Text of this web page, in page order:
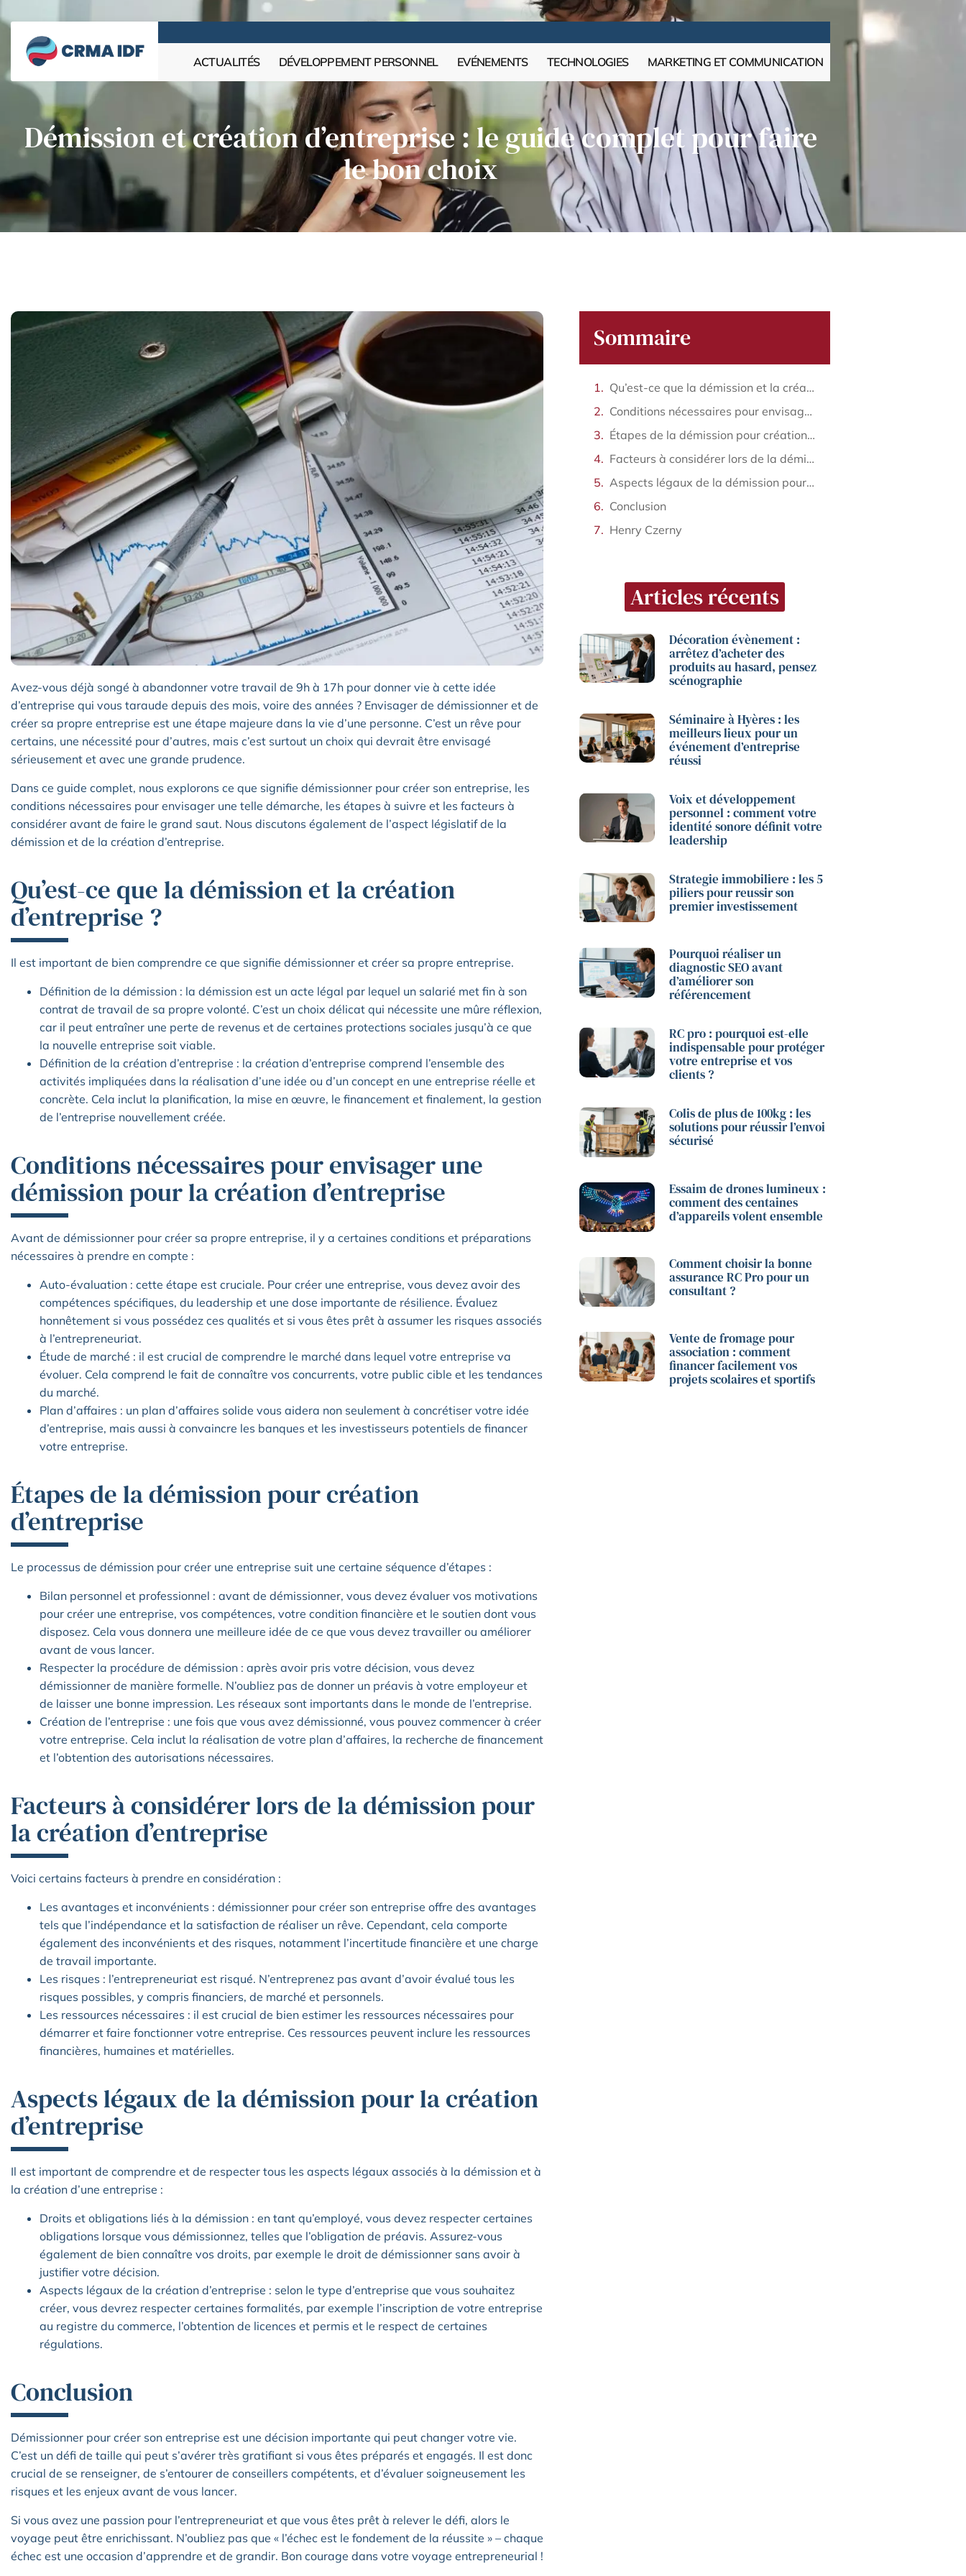
ACTUALITÉS DÉVELOPPEMENT PERSONNEL EVÉNEMENTS TECHNOLOGIES MARKETING ET COMMUNICATION
Démission et création d’entreprise : le guide complet pour faire
le bon choix
Avez-vous déjà songé à abandonner votre travail de 9h à 17h pour donner vie à cette idée
d’entreprise qui vous taraude depuis des mois, voire des années ? Envisager de démissionner et de
créer sa propre entreprise est une étape majeure dans la vie d’une personne. C’est un rêve pour
certains, une nécessité pour d’autres, mais c’est surtout un choix qui devrait être envisagé
sérieusement et avec une grande prudence.
Dans ce guide complet, nous explorons ce que signifie démissionner pour créer son entreprise, les
conditions nécessaires pour envisager une telle démarche, les étapes à suivre et les facteurs à
considérer avant de faire le grand saut. Nous discutons également de l’aspect législatif de la
démission et de la création d’entreprise.
Qu’est-ce que la démission et la création
d’entreprise ?
Il est important de bien comprendre ce que signifie démissionner et créer sa propre entreprise.
Définition de la démission : la démission est un acte légal par lequel un salarié met fin à son
contrat de travail de sa propre volonté. C’est un choix délicat qui nécessite une mûre réflexion,
car il peut entraîner une perte de revenus et de certaines protections sociales jusqu’à ce que
la nouvelle entreprise soit viable.
Définition de la création d’entreprise : la création d’entreprise comprend l’ensemble des
activités impliquées dans la réalisation d’une idée ou d’un concept en une entreprise réelle et
concrète. Cela inclut la planification, la mise en œuvre, le financement et finalement, la gestion
de l’entreprise nouvellement créée.
Conditions nécessaires pour envisager une
démission pour la création d’entreprise
Avant de démissionner pour créer sa propre entreprise, il y a certaines conditions et préparations
nécessaires à prendre en compte :
Auto-évaluation : cette étape est cruciale. Pour créer une entreprise, vous devez avoir des
compétences spécifiques, du leadership et une dose importante de résilience. Évaluez
honnêtement si vous possédez ces qualités et si vous êtes prêt à assumer les risques associés
à l’entrepreneuriat.
Étude de marché : il est crucial de comprendre le marché dans lequel votre entreprise va
évoluer. Cela comprend le fait de connaître vos concurrents, votre public cible et les tendances
du marché.
Plan d’affaires : un plan d’affaires solide vous aidera non seulement à concrétiser votre idée
d’entreprise, mais aussi à convaincre les banques et les investisseurs potentiels de financer
votre entreprise.
Étapes de la démission pour création
d’entreprise
Le processus de démission pour créer une entreprise suit une certaine séquence d’étapes :
Bilan personnel et professionnel : avant de démissionner, vous devez évaluer vos motivations
pour créer une entreprise, vos compétences, votre condition financière et le soutien dont vous
disposez. Cela vous donnera une meilleure idée de ce que vous devez travailler ou améliorer
avant de vous lancer.
Respecter la procédure de démission : après avoir pris votre décision, vous devez
démissionner de manière formelle. N’oubliez pas de donner un préavis à votre employeur et
de laisser une bonne impression. Les réseaux sont importants dans le monde de l’entreprise.
Création de l’entreprise : une fois que vous avez démissionné, vous pouvez commencer à créer
votre entreprise. Cela inclut la réalisation de votre plan d’affaires, la recherche de financement
et l’obtention des autorisations nécessaires.
Facteurs à considérer lors de la démission pour
la création d’entreprise
Voici certains facteurs à prendre en considération :
Les avantages et inconvénients : démissionner pour créer son entreprise offre des avantages
tels que l’indépendance et la satisfaction de réaliser un rêve. Cependant, cela comporte
également des inconvénients et des risques, notamment l’incertitude financière et une charge
de travail importante.
Les risques : l’entrepreneuriat est risqué. N’entreprenez pas avant d’avoir évalué tous les
risques possibles, y compris financiers, de marché et personnels.
Les ressources nécessaires : il est crucial de bien estimer les ressources nécessaires pour
démarrer et faire fonctionner votre entreprise. Ces ressources peuvent inclure les ressources
financières, humaines et matérielles.
Aspects légaux de la démission pour la création
d’entreprise
Il est important de comprendre et de respecter tous les aspects légaux associés à la démission et à
la création d’une entreprise :
Droits et obligations liés à la démission : en tant qu’employé, vous devez respecter certaines
obligations lorsque vous démissionnez, telles que l’obligation de préavis. Assurez-vous
également de bien connaître vos droits, par exemple le droit de démissionner sans avoir à
justifier votre décision.
Aspects légaux de la création d’entreprise : selon le type d’entreprise que vous souhaitez
créer, vous devrez respecter certaines formalités, par exemple l’inscription de votre entreprise
au registre du commerce, l’obtention de licences et permis et le respect de certaines
régulations.
Conclusion
Démissionner pour créer son entreprise est une décision importante qui peut changer votre vie.
C’est un défi de taille qui peut s’avérer très gratifiant si vous êtes préparés et engagés. Il est donc
crucial de se renseigner, de s’entourer de conseillers compétents, et d’évaluer soigneusement les
risques et les enjeux avant de vous lancer.
Si vous avez une passion pour l’entrepreneuriat et que vous êtes prêt à relever le défi, alors le
voyage peut être enrichissant. N’oubliez pas que « l’échec est le fondement de la réussite » – chaque
échec est une occasion d’apprendre et de grandir. Bon courage dans votre voyage entrepreneurial !
Sommaire
Qu’est-ce que la démission et la création d’entreprise ?
Conditions nécessaires pour envisager une démission pour la création d’entreprise
Étapes de la démission pour création d’entreprise
Facteurs à considérer lors de la démission pour la création d’entreprise
Aspects légaux de la démission pour la création d’entreprise
Conclusion
Henry Czerny
Articles récents
Décoration évènement :
arrêtez d’acheter des
produits au hasard, pensez
scénographie
Séminaire à Hyères : les
meilleurs lieux pour un
événement d’entreprise
réussi
Voix et développement
personnel : comment votre
identité sonore définit votre
leadership
Strategie immobiliere : les 5
piliers pour reussir son
premier investissement
Pourquoi réaliser un
diagnostic SEO avant
d’améliorer son
référencement
RC pro : pourquoi est-elle
indispensable pour protéger
votre entreprise et vos
clients ?
Colis de plus de 100kg : les
solutions pour réussir l’envoi
sécurisé
Essaim de drones lumineux :
comment des centaines
d’appareils volent ensemble
Comment choisir la bonne
assurance RC Pro pour un
consultant ?
Vente de fromage pour
association : comment
financer facilement vos
projets scolaires et sportifs